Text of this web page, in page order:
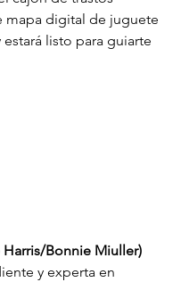
mapa digital de juguete
listo para guiarte
Harris/Bonnie Miuller)
y experta en